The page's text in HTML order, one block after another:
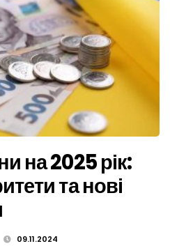
на 2025 рік:
та нові
09.11.2024